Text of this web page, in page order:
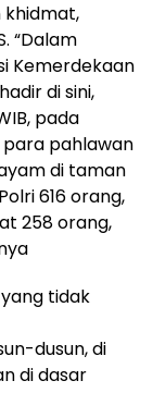
khidmat,
“Dalam
Kemerdekaan
di sini,
pada
pahlawan
di taman
616 orang,
258 orang,
tidak
dusun, di
di dasar